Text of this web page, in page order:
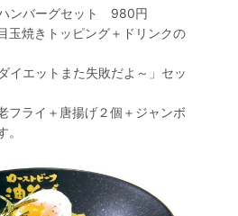
ンバーグセット 980円
玉焼きトッピング＋ドリンクの
イエットまた失敗だよ～」セッ
フライ＋唐揚げ２個＋ジャンボ